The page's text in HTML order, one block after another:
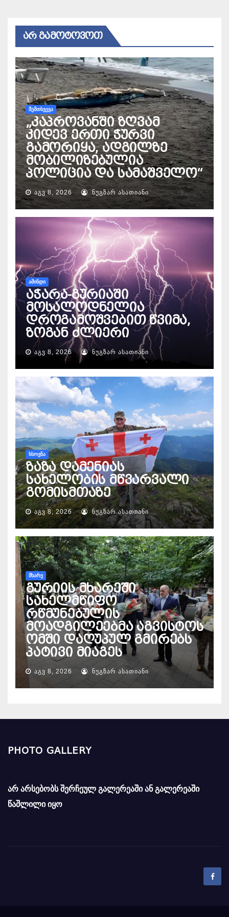
ᲐᲠ ᲒᲐᲛᲝᲢᲝᲕᲝᲗ
ᲨᲔᲛᲗᲮᲕᲔᲕᲐ
„კაპროვანში ზღვამ
კიდევ ერთი ჭურვი
გამორიყა, ადგილზე
მობილიზებულია
პოლიცია და სამაშველო“
ᲐᲒᲕ 8, 2026 ᲜᲣᲒᲖᲐᲠ ᲐᲡᲐᲗᲘᲐᲜᲘ
ᲐᲛᲘᲜᲓᲘ
აჭარა-გურიაში
მოსალოდნელია
დროგამოშვებით წვიმა,
ზოგან ძლიერი
ᲐᲒᲕ 8, 2026 ᲜᲣᲒᲖᲐᲠ ᲐᲡᲐᲗᲘᲐᲜᲘ
ᲮᲡᲝᲕᲜᲐ
ზაზა დამენიას
სახელობის მწვარვალი
გომისმთაზე
ᲐᲒᲕ 8, 2026 ᲜᲣᲒᲖᲐᲠ ᲐᲡᲐᲗᲘᲐᲜᲘ
ᲛᲮᲐᲠᲔ
გურიის მხარეში
სახელმწიფო
რწმუნებულის
მოადგილეებმა აგვისტოს
ომში დაღუპულ გმირებს
პატივი მიაგეს
ᲐᲒᲕ 8, 2026 ᲜᲣᲒᲖᲐᲠ ᲐᲡᲐᲗᲘᲐᲜᲘ
PHOTO GALLERY
არ არსებობს შერჩეულ გალერეაში ან გალერეაში
წაშლილი იყო